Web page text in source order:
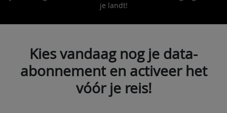
je landt!
Kies vandaag nog je data-
abonnement en activeer het
vóór je reis!